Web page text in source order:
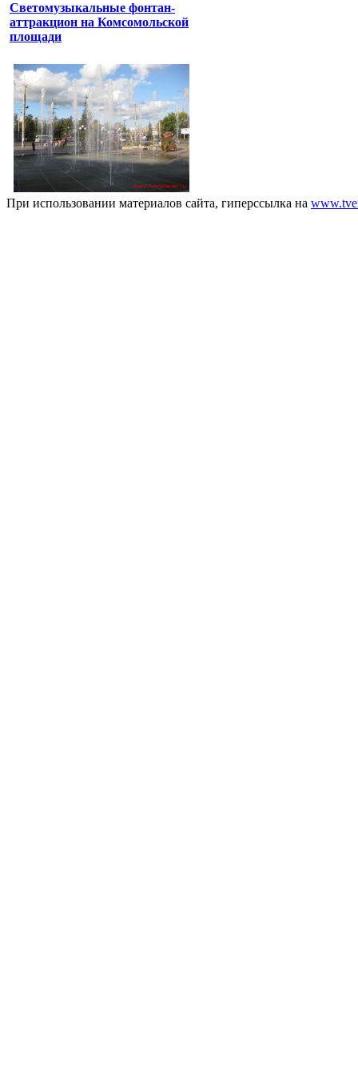
Светомузыкальные фонтан-
аттракцион на Комсомольской
площади
При использовании материалов сайта, гиперссылка на